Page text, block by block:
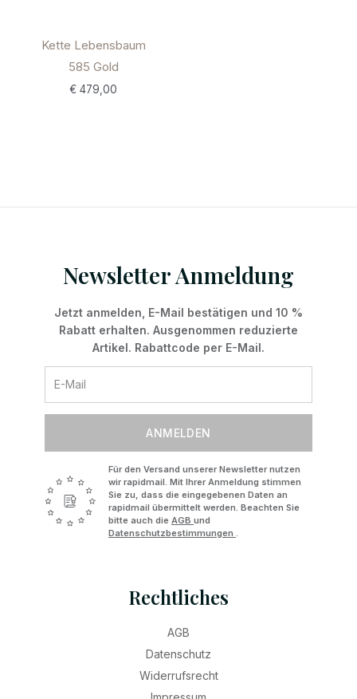
Kette Lebensbaum
585 Gold
€ 479,00
Newsletter Anmeldung
Jetzt anmelden, E-Mail bestätigen und 10 %
Rabatt erhalten. Ausgenommen reduzierte
Artikel. Rabattcode per E-Mail.
ANMELDEN
Für den Versand unserer Newsletter nutzen
wir rapidmail. Mit Ihrer Anmeldung stimmen
Sie zu, dass die eingegebenen Daten an
rapidmail übermittelt werden. Beachten Sie
bitte auch die AGB und
Datenschutzbestimmungen .
Rechtliches
AGB
Datenschutz
Widerrufsrecht